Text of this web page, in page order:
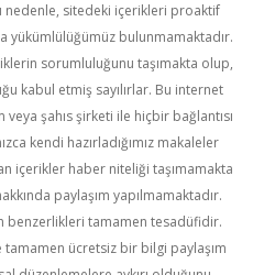
nedenle, sitedeki içerikleri proaktif
yükümlülüğümüz bulunmamaktadır.
sorumluluğunu taşımakta olup,
kabul etmiş sayılırlar. Bu internet
şahıs şirketi ile hiçbir bağlantısı
kendi hazırladığımız makaleler
içerikler haber niteliği taşımamakta
paylaşım yapılmamaktadır.
benzerlikleri tamamen tesadüfidir.
tamamen ücretsiz bir bilgi paylaşım